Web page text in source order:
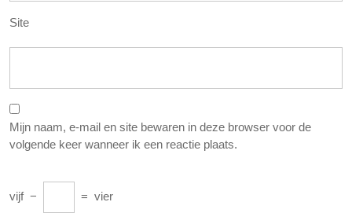
Site
Mijn naam, e-mail en site bewaren in deze browser voor de
volgende keer wanneer ik een reactie plaats.
vijf − = vier